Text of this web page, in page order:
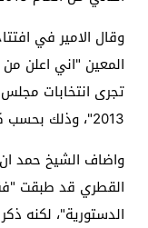
وقال الامير في
المعين "اني اعلن
تجرى انتخابات
2013"، وذلك بحسب كلمته التي نقلتها وكالة الانباء القطرية.
واضاف الشيخ حمد
القطري قد طبقت
الدستورية"، لكنه